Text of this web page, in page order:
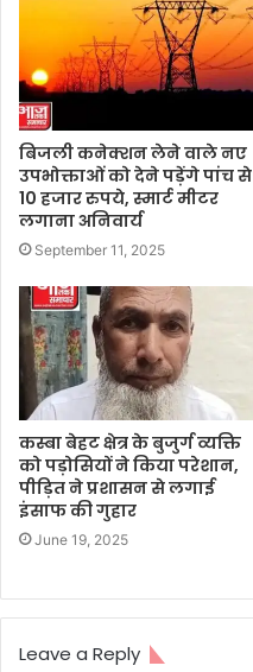
बिजली कनेक्शन लेने वाले नए
उपभोक्ताओं को देने पड़ेंगे पांच से
10 हजार रुपये, स्मार्ट मीटर
लगाना अनिवार्य
September 11, 2025
कस्बा बेहट क्षेत्र के बुजुर्ग व्यक्ति
को पड़ोसियों ने किया परेशान,
पीड़ित ने प्रशासन से लगाई
इंसाफ की गुहार
June 19, 2025
Leave a Reply